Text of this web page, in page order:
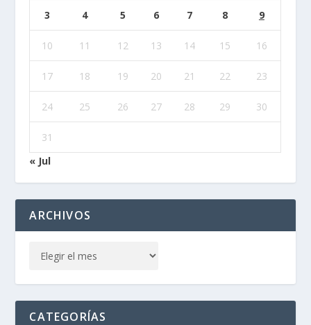
3 4 5 6 7 8 9
10 11 12 13 14 15 16
17 18 19 20 21 22 23
24 25 26 27 28 29 30
31
« Jul
ARCHIVOS
CATEGORÍAS